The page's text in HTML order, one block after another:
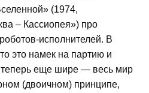
(1974,
– Кассиопея») про
исполнителей. В
это намек на партию и
теперь еще шире — весь мир
(двоичном) принципе,